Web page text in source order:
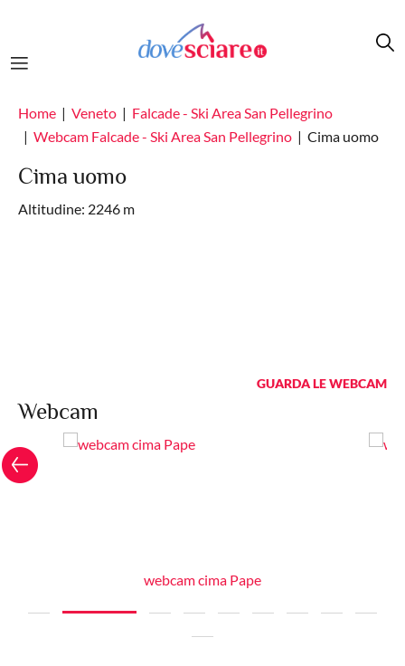
Home Veneto
Falcade - Ski Area San Pellegrino
Webcam Falcade - Ski Area San Pellegrino
Cima uomo
Cima uomo
Altitudine: 2246 m
Webcam
GUARDA LE WEBCAM
webcam cima Pape